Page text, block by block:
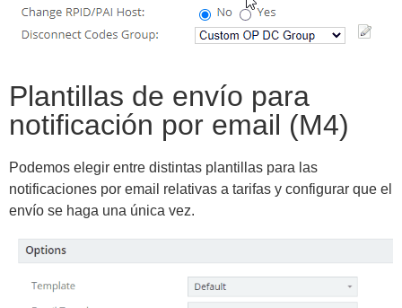
Plantillas de envío para
notificación por email (M4)
Podemos elegir entre distintas plantillas para las
notificaciones por email relativas a tarifas y configurar que el
envío se haga una única vez.